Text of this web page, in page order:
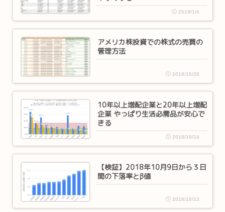
2019/1/4
アメリカ株投資での株式の売買の
管理方法
2018/10/28
10年以上増配企業と20年以上増配
企業 やっぱり生活必需品が安心で
きる
2018/10/14
【検証】2018年10月9日から３日
間の下落率とβ値
2018/10/13